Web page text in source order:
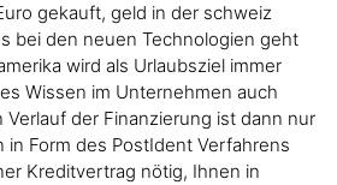
gekauft, geld in der schweiz
bei den neuen Technologien geht
wird als Urlaubsziel immer
Wissen im Unternehmen auch
der Finanzierung ist dann nur
Form des PostIdent Verfahrens
Kreditvertrag nötig, Ihnen in